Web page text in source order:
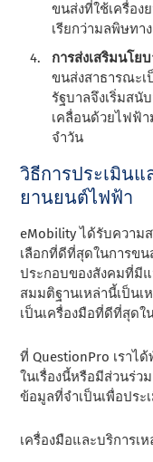
ขนส่งที่ใช้เครื่อ
เรียกว่ามลพิษทาง
การส่งเสริมนโย
ขนส่งสาธารณะเ
รัฐบาลจึงเริ่มสนั
เคลื่อนด้วยไฟฟ้า
จําวัน
วิธีการประเมิน
ยานยนต์ไฟฟ้า
eMobility ได้รับความ
เลือกที่ดีที่สุดในการข
ประกอบของสังคมที่มี
สมมติฐานเหล่านี้เป็น
เป็นเครื่องมือที่ดีที่สุด
ที่ QuestionPro เรา
ในเรื่องนี้หรือมีส่วนร่ว
ข้อมูลที่จําเป็นเพื่อประ
เครื่องมือและบริการเ